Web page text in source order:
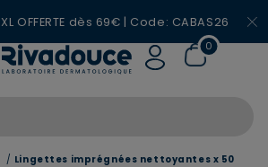
OFFERTE dès 69€ | Code: CABAS26
0
/ Lingettes imprégnées nettoyantes x 50